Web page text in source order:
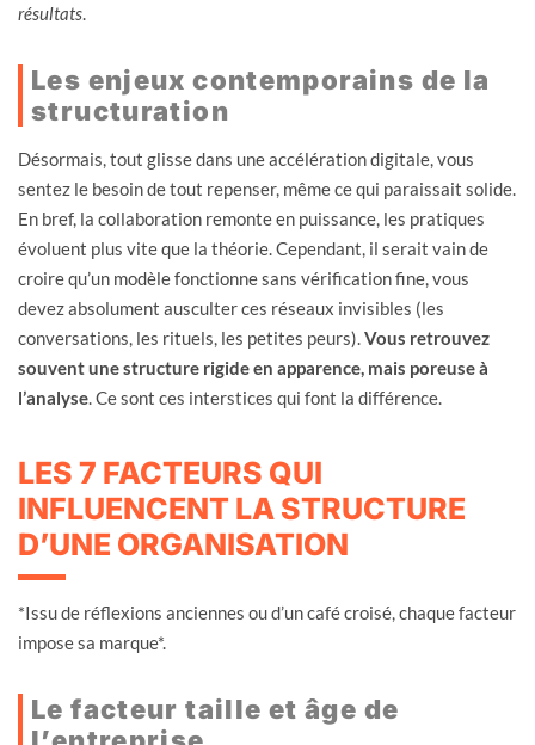
résultats.
Les enjeux contemporains de la
structuration
Désormais, tout glisse dans une accélération digitale, vous
sentez le besoin de tout repenser, même ce qui paraissait solide.
En bref, la collaboration remonte en puissance, les pratiques
évoluent plus vite que la théorie. Cependant, il serait vain de
croire qu’un modèle fonctionne sans vérification fine, vous
devez absolument ausculter ces réseaux invisibles (les
conversations, les rituels, les petites peurs).Vous retrouvez
souvent une structure rigide en apparence, mais poreuse à
l’analyse. Ce sont ces interstices qui font la différence.
LES 7 FACTEURS QUI
INFLUENCENT LA STRUCTURE
D’UNE ORGANISATION
*Issu de réflexions anciennes ou d’un café croisé, chaque facteur
impose sa marque*.
Le facteur taille et âge de